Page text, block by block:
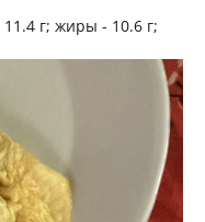
11.4 г; жиры - 10.6 г;